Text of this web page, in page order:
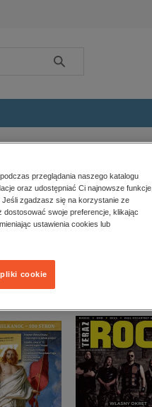
Szukaj
przeglądania naszego katalogu
oraz udostępniać Ci najnowsze funkcje,
Jeśli zgadzasz się na korzystanie ze
swoje preferencje, klikając
ustawienia cookies lub
cookie